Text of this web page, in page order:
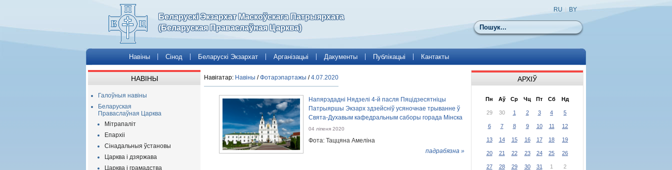
Беларускі Экзархат Маскоўскага Патрыярхата
(Беларуская Праваслаўная Царква)
Пошук
RU BY
Навіны Сінод Беларускі Экзархат Арганізацыі Дакументы Публікацыі Кантакты
НАВІНЫ
Галоўныя навіны
Беларуская
Праваслаўная Царква
Мітрапаліт
Епархіі
Сінадальныя ўстановы
Царква і дзяржава
Царква і грамадства
Навігатар: Навіны /Фотарэпартажы /4.07.2020
Напярэдадні Нядзелі 4-й пасля Пяцідзесятніцы
Патрыяршы Экзарх здзейсніў усяночнае трыванне ў
Свята-Духавым кафедральным саборы горада Мінска
04 ліпеня 2020
Фота: Таццяна Амеліна
падрабязна »
АРХІЎ
Пн Аў Ср Чц Пт Сб Нд
29 30 1 2 3 4 5
6 7 8 9 10 11 12
13 14 15 16 17 18 19
20 21 22 23 24 25 26
27 28 29 30 31 1 2